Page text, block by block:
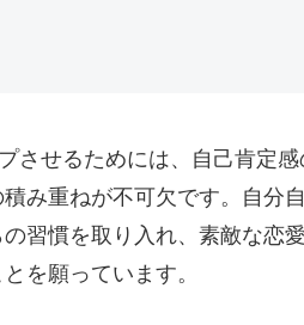
させるためには、自己肯定
み重ねが不可欠です。自分
習慣を取り入れ、素敵な恋
を願っています。